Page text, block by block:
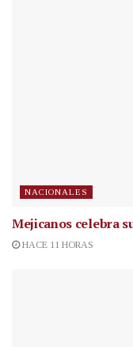
NACIONALES
Mejicanos celebra
HACE 11 HORAS